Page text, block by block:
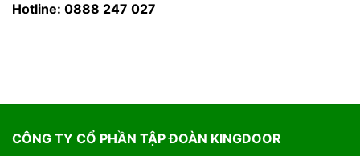
Hotline: 0888 247 027
CÔNG TY CỔ PHẦN TẬP ĐOÀN KINGDOOR